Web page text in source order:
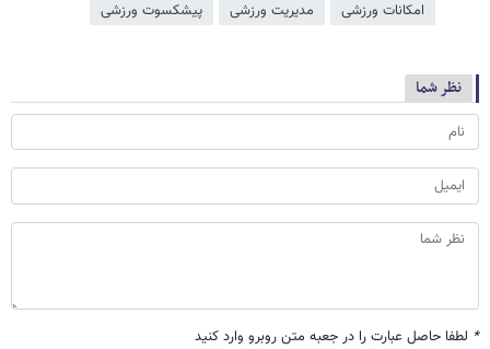
امکانات ورزشی مدیریت ورزشی پیشکسوت ورزشی
نظر شما
* لطفا حاصل عبارت را در جعبه متن روبرو وارد کنید